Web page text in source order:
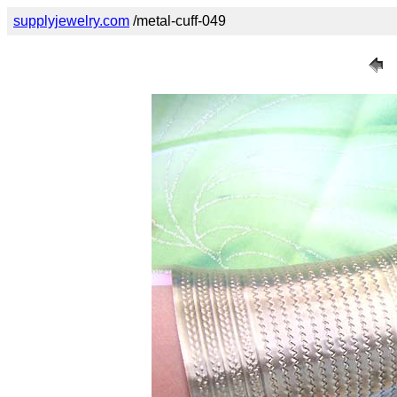
supplyjewelry.com /metal-cuff-049